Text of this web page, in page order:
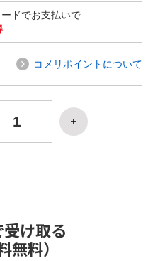
ドでお支払いで
コメリポイントについて
け取る
無料）